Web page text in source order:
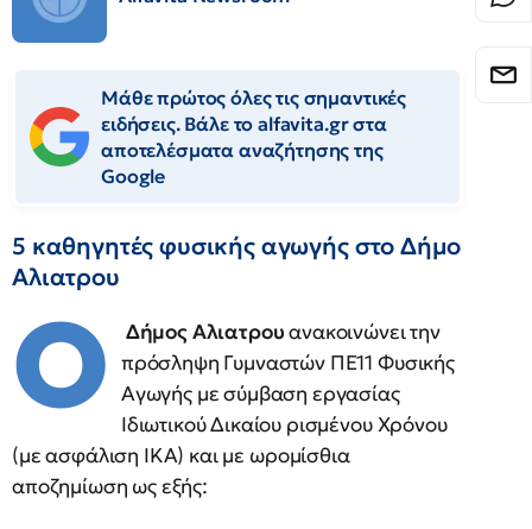
Μάθε πρώτος όλες τις σημαντικές
ειδήσεις. Βάλε το alfavita.gr στα
αποτελέσματα αναζήτησης της
Google
5 καθηγητές φυσικής αγωγής στο Δήμο
Αλιατρου
Ο Δήμος Αλιατρουανακοινώνει την
πρόσληψη Γυμναστών ΠΕ11 Φυσικής
Αγωγής με σύμβαση εργασίας
Ιδιωτικού Δικαίου ρισμένου Χρόνου
(με ασφάλιση ΙΚΑ) και με ωρομίσθια
αποζημίωση ως εξής: